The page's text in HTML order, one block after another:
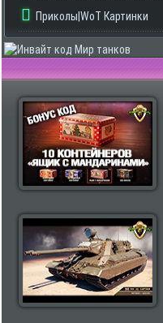
Приколы|WoT Картинки
Популярные моды Wot